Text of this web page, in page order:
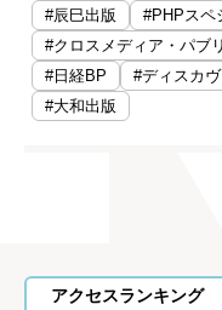
#辰巳出版
#PHPスペ
#クロスメディア・パブ
#日経BP
#ディスカ
#大和出版
アクセスランキング